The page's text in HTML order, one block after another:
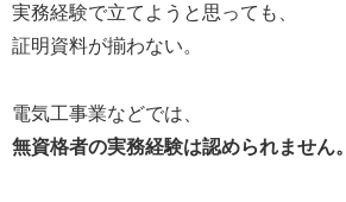
実務経験で立てようと思っても、
証明資料が揃わない。
電気工事業などでは、
無資格者の実務経験は認められません。